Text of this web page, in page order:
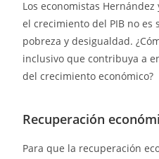
Los economistas
el crecimiento del PIB no
pobreza y desigualdad.
inclusivo que contribuya a
del crecimiento económico?
Recuperación
Para que la recuperación